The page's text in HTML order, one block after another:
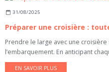
31/08/2025
Prendre le large avec une
l’embarquement. En anticipant
EN SAVOIR PLUS